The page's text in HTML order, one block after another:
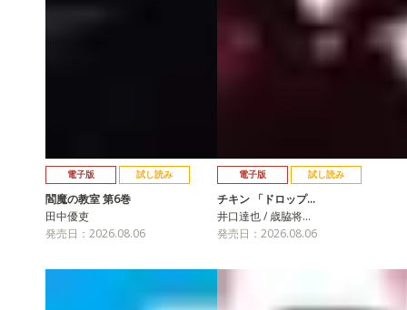
電子版 試し読み
閻魔の教室 第6巻
田中優吏
発売日：2026.08.06
電子版 試し読み
チキン 「ドロップ…
井口達也 / 歳脇将…
発売日：2026.08.06